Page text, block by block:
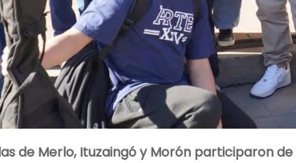
de Merlo, Ituzaingó y Morón participaron